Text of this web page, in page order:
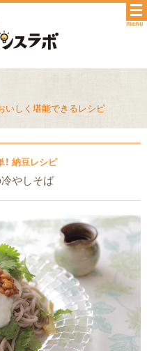
menu
いしく堪能できるレシピ
！ 納豆レシピ
やしそば